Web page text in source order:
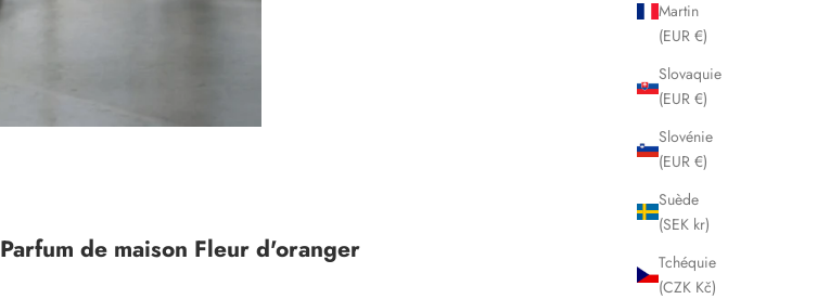
Martin
(EUR €)
Slovaquie
(EUR €)
Slovénie
(EUR €)
Suède
(SEK kr)
Tchéquie
(CZK Kč)
Parfum de maison Fleur d'oranger